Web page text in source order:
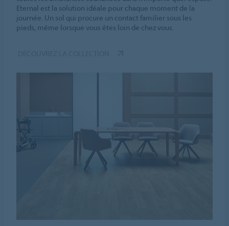
Eternal est la solution idéale pour chaque moment de la
journée. Un sol qui procure un contact familier sous les
pieds, même lorsque vous êtes loin de chez vous.